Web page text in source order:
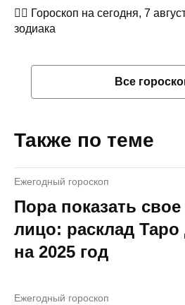
🧙‍♀ Гороскоп на сегодня, 7
зодиака
Все
Также по теме
Ежегодный гороскоп
Пора показать
лицо: расклад
на 2025 год
Ежегодный гороскоп